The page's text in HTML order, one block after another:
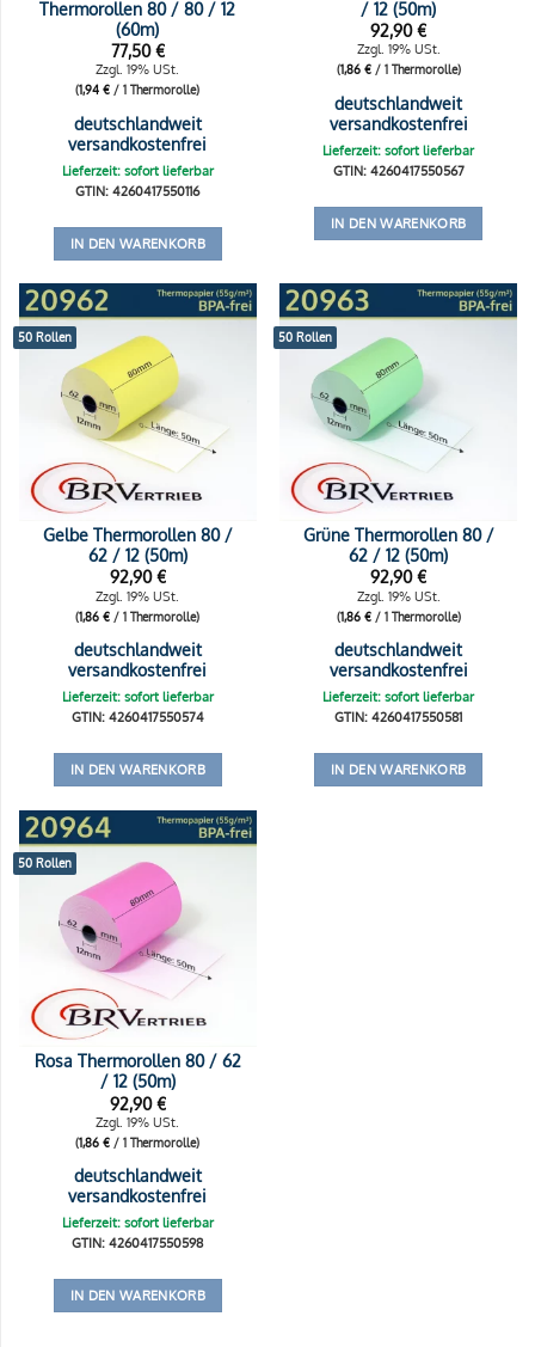
Thermorollen 80 / 80 / 12
(60m)
77,50€
Zzgl. 19% USt.
(1,94€ / 1 Thermorolle)
deutschlandweit
versandkostenfrei
Lieferzeit: sofort lieferbar
GTIN: 4260417550116
IN DEN WARENKORB
/ 12 (50m)
92,90€
Zzgl. 19% USt.
(1,86 €/ 1 Thermorolle)
deutschlandweit
versandkostenfrei
Lieferzeit: sofort lieferbar
GTIN: 4260417550567
IN DEN WARENKORB
50 Rollen
Gelbe Thermorollen 80 /
62 / 12 (50m)
92,90€
Zzgl. 19% USt.
(1,86€ / 1 Thermorolle)
deutschlandweit
versandkostenfrei
Lieferzeit: sofort lieferbar
GTIN: 4260417550574
IN DEN WARENKORB
50 Rollen
Grüne Thermorollen 80 /
62 / 12 (50m)
92,90€
Zzgl. 19% USt.
(1,86 €/ 1 Thermorolle)
deutschlandweit
versandkostenfrei
Lieferzeit: sofort lieferbar
GTIN: 4260417550581
IN DEN WARENKORB
50 Rollen
Rosa Thermorollen 80 / 62
/ 12 (50m)
92,90€
Zzgl. 19% USt.
(1,86€ / 1 Thermorolle)
deutschlandweit
versandkostenfrei
Lieferzeit: sofort lieferbar
GTIN: 4260417550598
IN DEN WARENKORB